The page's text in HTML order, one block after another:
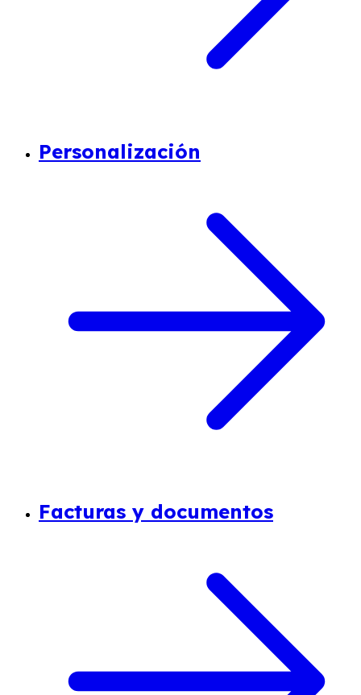
Personalización
Facturas y documentos